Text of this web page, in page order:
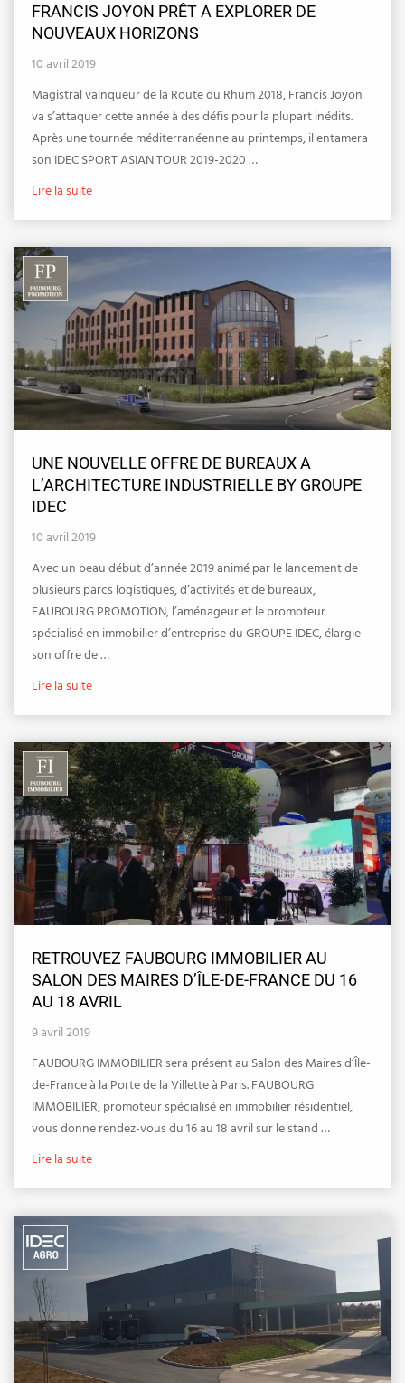
FRANCIS JOYON PRÊT A EXPLORER DE
NOUVEAUX HORIZONS
10 avril 2019
Magistral vainqueur de la Route du Rhum 2018, Francis Joyon
va s’attaquer cette année à des défis pour la plupart inédits.
Après une tournée méditerranéenne au printemps, il entamera
son IDEC SPORT ASIAN TOUR 2019-2020 …
Lire la suite
UNE NOUVELLE OFFRE DE BUREAUX A
L’ARCHITECTURE INDUSTRIELLE BY GROUPE
IDEC
10 avril 2019
Avec un beau début d’année 2019 animé par le lancement de
plusieurs parcs logistiques, d’activités et de bureaux,
FAUBOURG PROMOTION, l’aménageur et le promoteur
spécialisé en immobilier d’entreprise du GROUPE IDEC, élargie
son offre de …
Lire la suite
RETROUVEZ FAUBOURG IMMOBILIER AU
SALON DES MAIRES D’ÎLE-DE-FRANCE DU 16
AU 18 AVRIL
9 avril 2019
FAUBOURG IMMOBILIER sera présent au Salon des Maires d’Île-
de-France à la Porte de la Villette à Paris. FAUBOURG
IMMOBILIER, promoteur spécialisé en immobilier résidentiel,
vous donne rendez-vous du 16 au 18 avril sur le stand …
Lire la suite